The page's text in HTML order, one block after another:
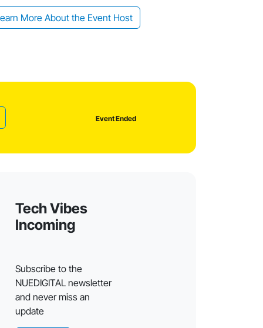
More About the Event Host
Event Ended
Tech Vibes
Incoming
Subscribe to the
NUEDIGITAL newsletter
and never miss an
update